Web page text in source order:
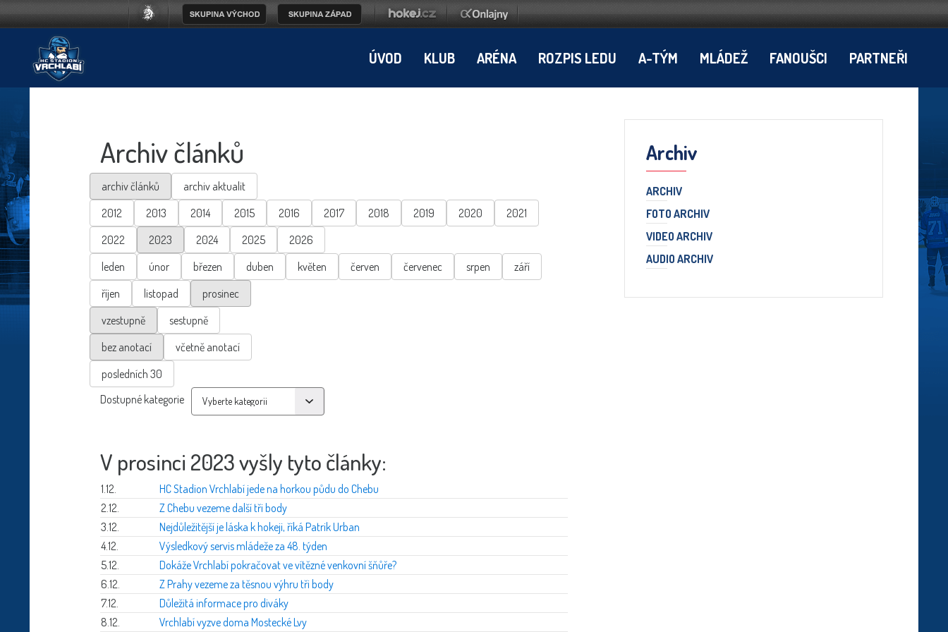
ÚVOD KLUB ARÉNA ROZPIS LEDU A-TÝM MLÁDEŽ FANOUŠCI PARTNEŘI
Archiv článků
archiv článků
archiv aktualit
2012
2013 2014 2015 2016 2017 2018 2019 2020
2021
2022
2023 2024 2025
2026
leden
únor březen duben květen červen červenec srpen
září
říjen
listopad
prosinec
vzestupně
sestupně
bez anotací
včetně anotací
posledních 30
Dostupné kategorie
V prosinci 2023 vyšly tyto články:
1.12.
HC Stadion Vrchlabí jede na horkou půdu do Chebu
2.12.
Z Chebu vezeme další tři body
3.12.
Nejdůležitější je láska k hokeji, říká Patrik Urban
4.12.
Výsledkový servis mládeže za 48. týden
5.12.
Dokáže Vrchlabí pokračovat ve vítězné venkovní šňůře?
6.12.
Z Prahy vezeme za těsnou výhru tři body
7.12.
Důležitá informace pro diváky
8.12.
Vrchlabí vyzve doma Mostecké Lvy
Archiv
ARCHIV
FOTO ARCHIV
VIDEO ARCHIV
AUDIO ARCHIV